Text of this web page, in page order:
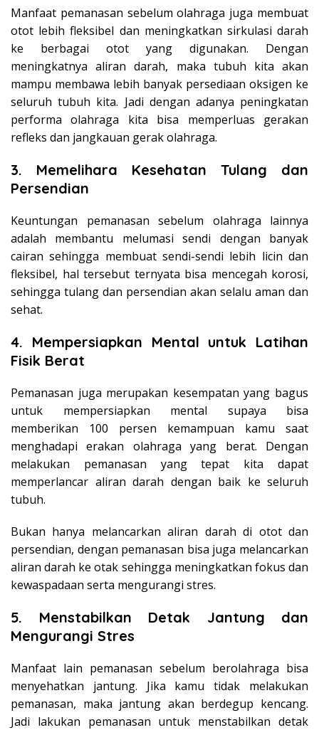
Manfaat pemanasan sebelum olahraga juga membuat
otot lebih fleksibel dan meningkatkan sirkulasi darah
ke berbagai otot yang digunakan. Dengan
meningkatnya aliran darah, maka tubuh kita akan
mampu membawa lebih banyak persediaan oksigen ke
seluruh tubuh kita. Jadi dengan adanya peningkatan
performa olahraga kita bisa memperluas gerakan
refleks dan jangkauan gerak olahraga.
3. Memelihara Kesehatan Tulang dan
Persendian
Keuntungan pemanasan sebelum olahraga lainnya
adalah membantu melumasi sendi dengan banyak
cairan sehingga membuat sendi-sendi lebih licin dan
fleksibel, hal tersebut ternyata bisa mencegah korosi,
sehingga tulang dan persendian akan selalu aman dan
sehat.
4. Mempersiapkan Mental untuk Latihan
Fisik Berat
Pemanasan juga merupakan kesempatan yang bagus
untuk mempersiapkan mental supaya bisa
memberikan 100 persen kemampuan kamu saat
menghadapi erakan olahraga yang berat. Dengan
melakukan pemanasan yang tepat kita dapat
memperlancar aliran darah dengan baik ke seluruh
tubuh.
Bukan hanya melancarkan aliran darah di otot dan
persendian, dengan pemanasan bisa juga melancarkan
aliran darah ke otak sehingga meningkatkan fokus dan
kewaspadaan serta mengurangi stres.
5. Menstabilkan Detak Jantung dan
Mengurangi Stres
Manfaat lain pemanasan sebelum berolahraga bisa
menyehatkan jantung. Jika kamu tidak melakukan
pemanasan, maka jantung akan berdegup kencang.
Jadi lakukan pemanasan untuk menstabilkan detak